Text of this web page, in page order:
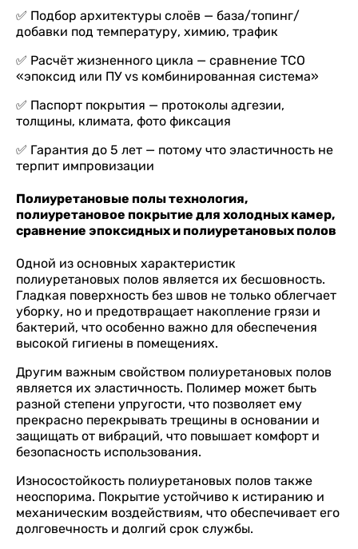
✅ Подбор архитектуры слоёв — база/топинг/
добавки под температуру, химию, трафик
✅ Расчёт жизненного цикла — сравнение TCO
«эпоксид или ПУ vs комбинированная система»
✅ Паспорт покрытия — протоколы адгезии,
толщины, климата, фото фиксация
✅ Гарантия до 5 лет — потому что эластичность не
терпит импровизации
Полиуретановые полы технология,
полиуретановое покрытие для холодных камер,
сравнение эпоксидных и полиуретановых полов
Одной из основных характеристик
полиуретановых полов является их бесшовность.
Гладкая поверхность без швов не только облегчает
уборку, но и предотвращает накопление грязи и
бактерий, что особенно важно для обеспечения
высокой гигиены в помещениях.
Другим важным свойством полиуретановых полов
является их эластичность. Полимер может быть
разной степени упругости, что позволяет ему
прекрасно перекрывать трещины в основании и
защищать от вибраций, что повышает комфорт и
безопасность использования.
Износостойкость полиуретановых полов также
неоспорима. Покрытие устойчиво к истиранию и
механическим воздействиям, что обеспечивает его
долговечность и долгий срок службы.